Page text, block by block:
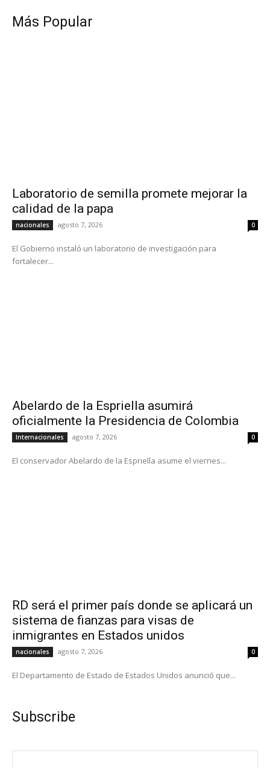
Más Popular
Laboratorio de semilla promete mejorar la
calidad de la papa
nacionales agosto 7, 2026 0
El Gobierno instaló un laboratorio de investigación para
fortalecer...
Abelardo de la Espriella asumirá
oficialmente la Presidencia de Colombia
Internacionales agosto 7, 2026 0
El conservador Abelardo de la Espriella asume el viernes...
RD será el primer país donde se aplicará un
sistema de fianzas para visas de
inmigrantes en Estados unidos
nacionales agosto 7, 2026 0
El Departamento de Estado de Estados Unidos anunció que...
Subscribe